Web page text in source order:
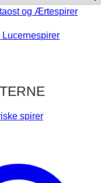
og Ærtespirer